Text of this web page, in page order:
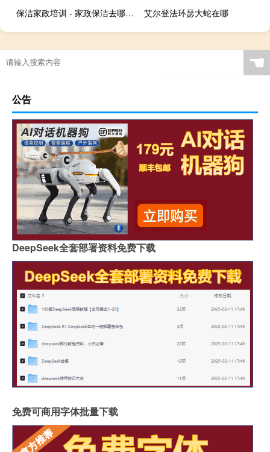
保洁家政培训 - 家政保洁去哪里学
艾尔登法环瑟大蛇在哪
☚
公告
DeepSeek全套部署资料免费下载
免费可商用字体批量下载